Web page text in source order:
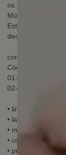
os diversos estilos
Múltiplas escolhas
Este puxador é
desenvolvido pelo
componentes
Código:
01- puxador
02- parafusos para
• linha: Versalhes
• largura: 13mm
• medidas entre
• comprimento
• profundidade: